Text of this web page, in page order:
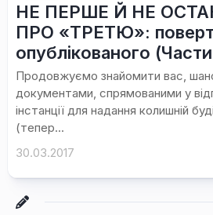
НЕ ПЕРШЕ Й НЕ
ПРО «ТРЕТЮ»:
опублікованого
Продовжуємо знайомити вас,
документами, спрямованими у
інстанції для надання колишній
(тепер...
30.03.2017